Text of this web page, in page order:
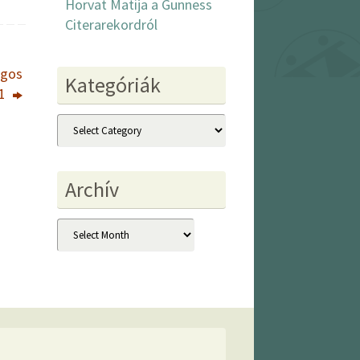
Horvat Matija a Gunness
Citerarekordról
Kategóriák
Kategóriák
Archív
Archív